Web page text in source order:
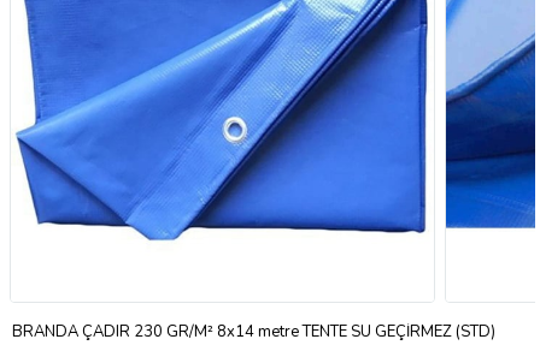
BRANDA ÇADIR 230 GR/M² 8x14 metre TENTE SU GEÇİRMEZ (STD)